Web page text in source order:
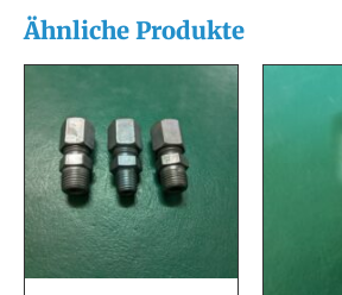
Ähnliche Produkte